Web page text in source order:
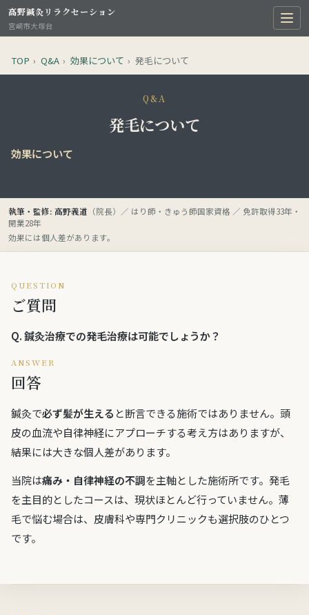
高野鍼灸リラクセーション
宮崎市大塚台
TOP › Q&A › 効果について › 発毛について
Q&A
発毛について
効果について
執筆・監修: 高野義道 （院長）／ はり師・きゅう師国家資格 ／ 免許取得33年・
開業28年
効果には個人差があります。
QUESTION
ご質問
Q.鍼灸治療での発毛治療は可能でしょうか？
ANSWER
回答
鍼灸で必ず髪が生える と断言できる施術ではありません。頭
皮の血流や自律神経にアプローチする考え方はありますが、
結果には大きな個人差があります。
当院は痛み・自律神経の不調を主軸とした施術所です。発毛
を主目的としたコースは、現状ほとんど行っていません。薄
毛で悩む場合は、皮膚科や専門クリニックも選択肢のひとつ
です。